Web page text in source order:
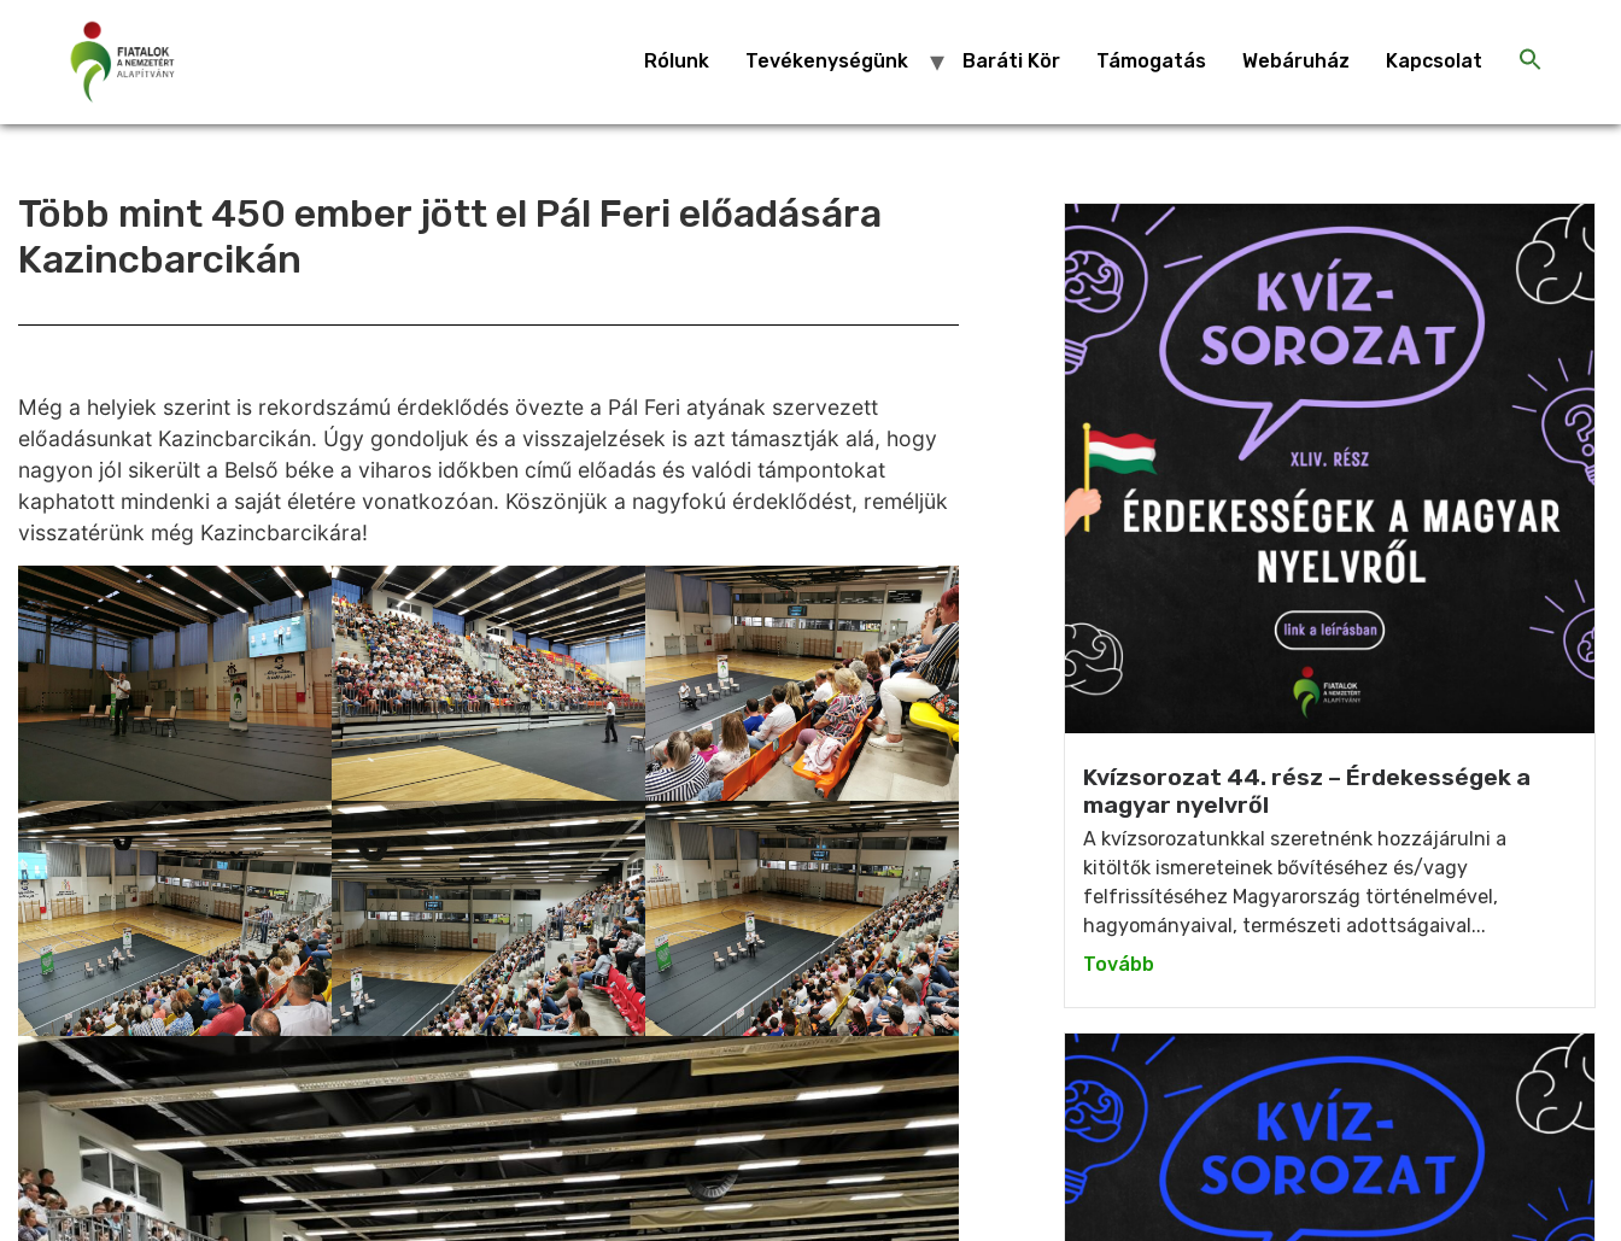
Rólunk Tevékenységünk Baráti Kör Támogatás Webáruház Kapcsolat
Több mint 450 ember jött el Pál Feri előadására
Kazincbarcikán
Még a helyiek szerint is rekordszámú érdeklődés övezte a Pál Feri atyának szervezett
előadásunkat Kazincbarcikán. Úgy gondoljuk és a visszajelzések is azt támasztják alá, hogy
nagyon jól sikerült a Belső béke a viharos időkben című előadás és valódi támpontokat
kaphatott mindenki a saját életére vonatkozóan. Köszönjük a nagyfokú érdeklődést, reméljük
visszatérünk még Kazincbarcikára!
Kvízsorozat 44. rész – Érdekességek a
magyar nyelvről
A kvízsorozatunkkal szeretnénk hozzájárulni a
kitöltők ismereteinek bővítéséhez és/vagy
felfrissítéséhez Magyarország történelmével,
hagyományaival, természeti adottságaival...
Tovább